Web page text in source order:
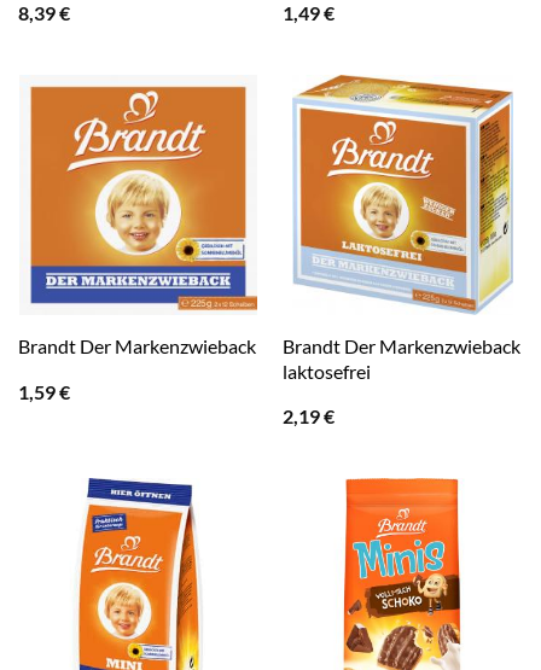
8,39€
1,49€
Brandt Der Markenzwieback
1,59€
Brandt Der Markenzwieback
laktosefrei
2,19€